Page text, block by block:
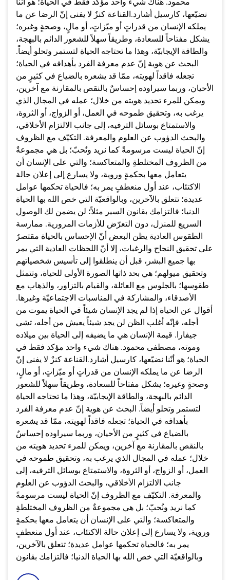
نضيّعها، كارسيل أشارد.القناعة كنزٌ لا يفنى إنّ الرضا عن ما
يملكه الإنسان من قدراتٍ أو ميّزاتٍ، أو مالٍ، وصحةٍ وغيره؛
يشكل مفتاحاً للسعادة، وطريقاً سهلاً للشعور الدائم بالبهجة،
والطاقة الإيجابيّة، وهذا ما تحتاجه الحياة لتستمر وتحلو أيضاً.
البحث عن هوية إنّ عدم معرفة الفرد بأهدافه في الحياة؛
تجعله فاقداً لهويته، ممّا قد يشعره بالضياع في كثيرٍ من
الأحيان، وربما سيراوده إحساسٌ بالنقص بالمقارنة مع آخرين،
ويمكن للمرء تحديد هويته من خلال؛ عمله في المجال الذي
يرغب به، وتحقيق طموحه في العمل، أو الزواج، أو الثروة،
والاستمتاع بوسائل الترفيه، إلى جانب الالتزام الأخلاقي،
والبحث الدؤوب عن العلوم والمعرفة. التكيّف مع الظروف
إنّ الحياة ليست مرسومةً كما نريد ونُحبّ؛ بل هي مجموعةٌ
من الظروف المختلطةِ والمتعاكسة؛ والتي على الإنسان أن
يتعامل معها بحكمةٍ وروية، ولا يسارع إلى إعلان حالة
الاكتئاب، عند أول منعطفٍ يمر به؛ فالحياة تحكمها عوامل
عديدة؛ تتعلق بالآخرين، وبالواقعيّة التي خص الله بها الحياة
الدنيا؛ فالتزامك بقانون السير مثلاً؛ لن يضمن لك الوصول
السريع للمنزل، دون التعرّض للأزمات المرورية. ممارسة
الطقوس العادية يظن البعض أنّ الإحساس بالحياة مقتصرٌ
على تحقيق النجاح والرغبات، إلا أنّ اللحظات العادية التي يمر
بها جميع البشر، قبل أن ينطلقوا إلى تأسيس شخصياتهم
وتحقيق ميولهم؛ هي بحد ذاتها الصورة الأولى للحياة، وتتمثل
طقوسها؛ بالجلوس مع العائلة، والقيام بالتزاور، والذهاب مع
الأصدقاء، والمشاركة في المناسبات الاجتماعيّة وغيرها.
أقوال عن الحياة إذا لم يجد الإنسان شيئاً في الحياة يموت من
أجله، فإنّه أغلب الظن لن يجد شيئاً يعيش من أجله، تشي
جيفارا. قيمة الإنسان هي ما يضيفه إلى الحياة بين ميلاده
وموته، مصطفى محمود. هناك شيء واحد مؤكد فقط في
الحياة؛ هو أنّنا نضيّعها، كارسيل أشارد.القناعة كنزٌ لا يفنى إنّ
الرضا عن ما يملكه الإنسان من قدراتٍ أو ميّزاتٍ، أو مالٍ،
وصحةٍ وغيره؛ يشكل مفتاحاً للسعادة، وطريقاً سهلاً للشعور
الدائم بالبهجة، والطاقة الإيجابيّة، وهذا ما تحتاجه الحياة
لتستمر وتحلو أيضاً. البحث عن هوية إنّ عدم معرفة الفرد
بأهدافه في الحياة؛ تجعله فاقداً لهويته، ممّا قد يشعره
بالضياع في كثيرٍ من الأحيان، وربما سيراوده إحساسٌ
بالنقص بالمقارنة مع آخرين، ويمكن للمرء تحديد هويته من
خلال؛ عمله في المجال الذي يرغب به، وتحقيق طموحه في
العمل، أو الزواج، أو الثروة، والاستمتاع بوسائل الترفيه، إلى
جانب الالتزام الأخلاقي، والبحث الدؤوب عن العلوم
والمعرفة. التكيّف مع الظروف إنّ الحياة ليست مرسومةً
كما نريد ونُحبّ؛ بل هي مجموعةٌ من الظروف المختلطةِ
والمتعاكسة؛ والتي على الإنسان أن يتعامل معها بحكمةٍ
وروية، ولا يسارع إلى إعلان حالة الاكتئاب، عند أول منعطفٍ
يمر به؛ فالحياة تحكمها عوامل عديدة؛ تتعلق بالآخرين،
وبالواقعيّة التي خص الله بها الحياة الدنيا؛ فالتزامك بقانون